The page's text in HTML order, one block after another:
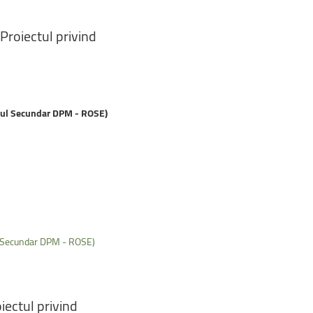
privind
DPM - ROSE)
DPM - ROSE)
privind